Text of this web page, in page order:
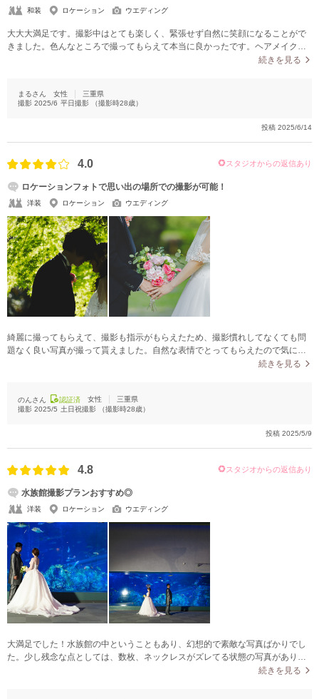
和装 ロケーション ウエディング
大大大満足です。撮影中はとても楽しく、緊張せず自然に笑顔になることがで
きました。色んなところで撮ってもらえて本当に良かったです。ヘアメイクさ
んもカメラマンさんも本当にずっと気さくで雰囲気もよく、危なくないよう気
続きを見る
まるさん 女性
三重県
撮影 2025/6 平日撮影 （撮影時28歳）
投稿 2025/6/14
4.0 スタジオからの返信あり
ロケーションフォトで思い出の場所での撮影が可能！
洋装 ロケーション ウエディング
綺麗に撮ってもらえて、撮影も指示がもらえたため、撮影慣れしてなくても問
題なく良い写真が撮って貰えました。自然な表情でとってもらえたので気に入
続きを見る
のんさん 認証済 女性
三重県
撮影 2025/5 土日祝撮影 （撮影時28歳）
投稿 2025/5/9
4.8 スタジオからの返信あり
水族館撮影プランおすすめ◎
洋装 ロケーション ウエディング
大満足でした！水族館の中ということもあり、幻想的で素敵な写真ばかりでし
た。少し残念な点としては、数枚、ネックレスがズレてる状態の写真があり、
直してくれたら良かったなあと思いました！それ以外は大満足です。旅行先の
続きを見る